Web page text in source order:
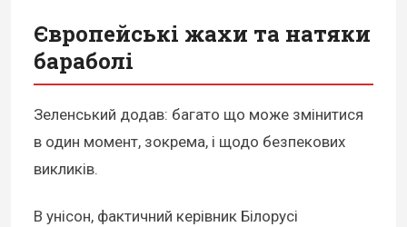
Європейські жахи та натяки
бараболі
Зеленський додав: багато що може змінитися
в один момент, зокрема, і щодо безпекових
викликів.
В унісон, фактичний керівник Білорусі